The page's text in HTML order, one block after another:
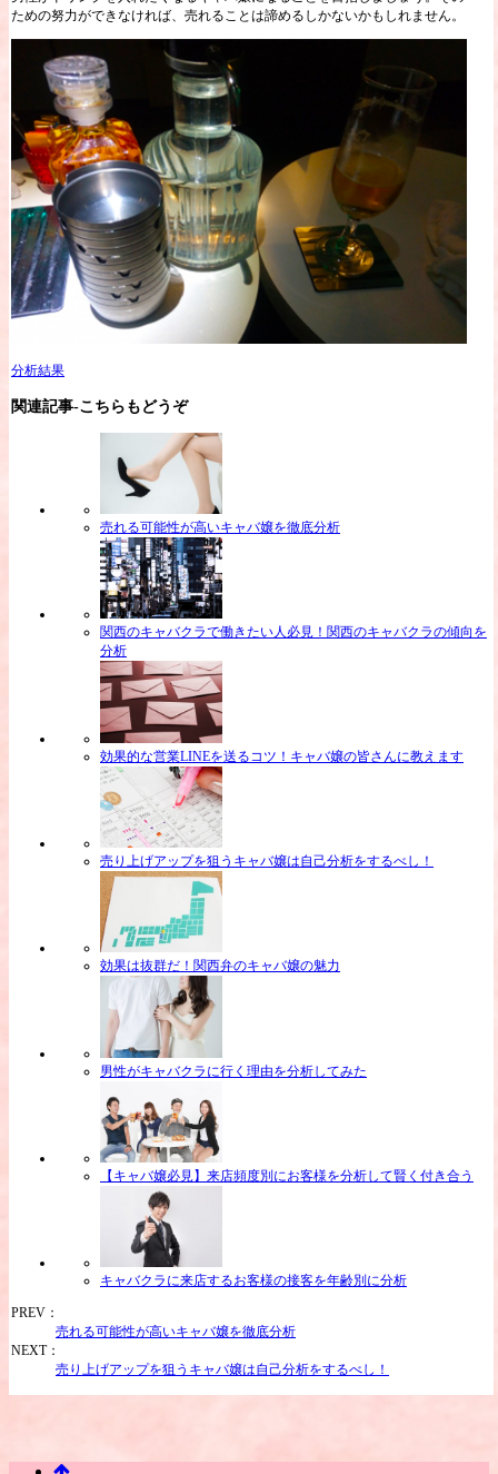
ための努力ができなければ、売れることは諦めるしかないかもしれません。
分析結果
関連記事-こちらもどうぞ
売れる可能性が高いキャバ嬢を徹底分析
関西のキャバクラで働きたい人必見！関西のキャバクラの傾向を
分析
効果的な営業LINEを送るコツ！キャバ嬢の皆さんに教えます
売り上げアップを狙うキャバ嬢は自己分析をするべし！
効果は抜群だ！関西弁のキャバ嬢の魅力
男性がキャバクラに行く理由を分析してみた
【キャバ嬢必見】来店頻度別にお客様を分析して賢く付き合う
キャバクラに来店するお客様の接客を年齢別に分析
PREV：
売れる可能性が高いキャバ嬢を徹底分析
NEXT：
売り上げアップを狙うキャバ嬢は自己分析をするべし！